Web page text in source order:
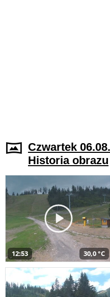
Czwartek
Historia obrazu
12:53 30,0 °C